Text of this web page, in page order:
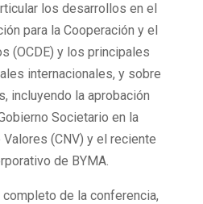
los desarrollos en el
para la Cooperación y el
(OCDE) y los principales
internacionales, y sobre
incluyendo la aprobación
Societario en la
(CNV) y el reciente
de BYMA.
de la conferencia,